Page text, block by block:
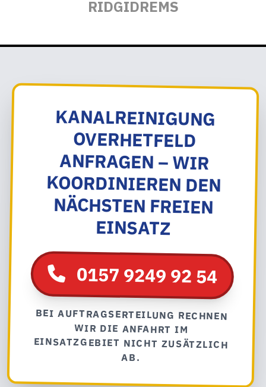
RIDGIDREMS
KANALREINIGUNG
OVERHETFELD
ANFRAGEN – WIR
KOORDINIEREN DEN
NÄCHSTEN FREIEN
EINSATZ
0157 9249 92 54
BEI AUFTRAGSERTEILUNG RECHNEN
WIR DIE ANFAHRT IM
EINSATZGEBIET NICHT ZUSÄTZLICH
AB.